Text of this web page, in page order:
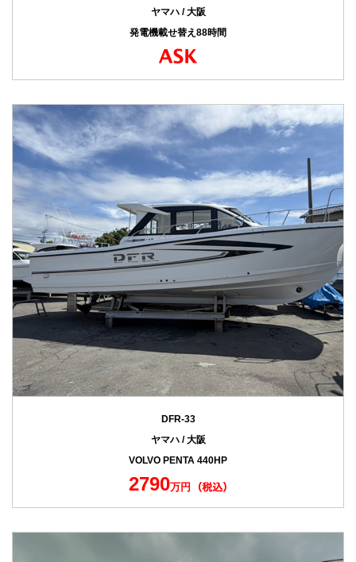
ヤマハ / 大阪
発電機載せ替え88時間
DFR-33
ヤマハ / 大阪
VOLVO PENTA 440HP
2790万円